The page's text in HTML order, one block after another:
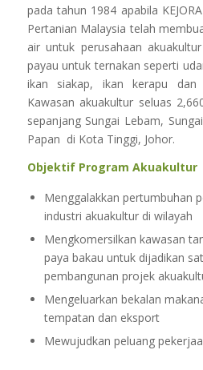
pada tahun 1984 apabila
Pertanian Malaysia telah
air untuk perusahaan
payau untuk ternakan seperti
ikan siakap, ikan kerapu dan
Kawasan akuakultur seluas
sepanjang Sungai Lebam,
Papan di Kota Tinggi, Johor.
Objektif Program Akuakultur
Menggalakkan pertumbuhan
industri akuakultur di wilayah
Mengkomersilkan kawasan
paya bakau untuk dijadikan
pembangunan projek
Mengeluarkan bekalan
tempatan dan eksport
Mewujudkan peluang